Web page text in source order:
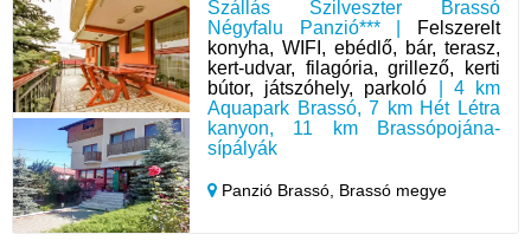
Szállás Szilveszter Brassó
Négyfalu Panzió*** |
Felszerelt
konyha, WIFI, ebédlő, bár, terasz,
kert-udvar, filagória, grillező, kerti
bútor, játszóhely, parkoló | 4 km
Aquapark Brassó, 7 km Hét Létra
kanyon, 11 km Brassópojána-
sípályák
Panzió Brassó, Brassó megye